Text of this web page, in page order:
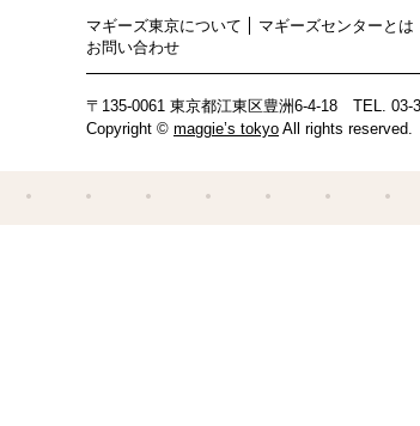
マギーズ東京について マギーズセンターとは
お問い合わせ
〒135-0061 東京都江東区豊洲6-4-18 TEL. 03-
Copyright © maggie’s tokyo All rights reserved.